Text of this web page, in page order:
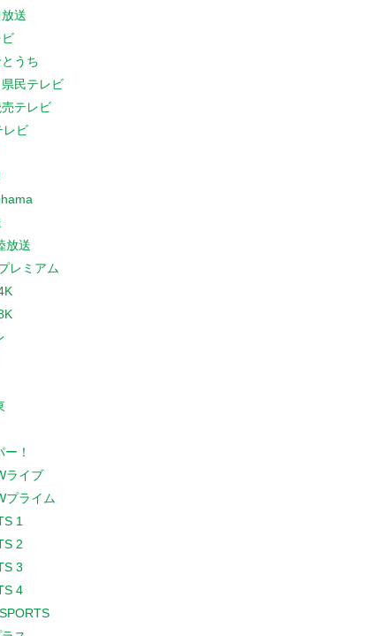
送
うち
県民テレビ
テレビ
レビ
放送
レミアム
！
ライブ
プライム
1
2
3
4